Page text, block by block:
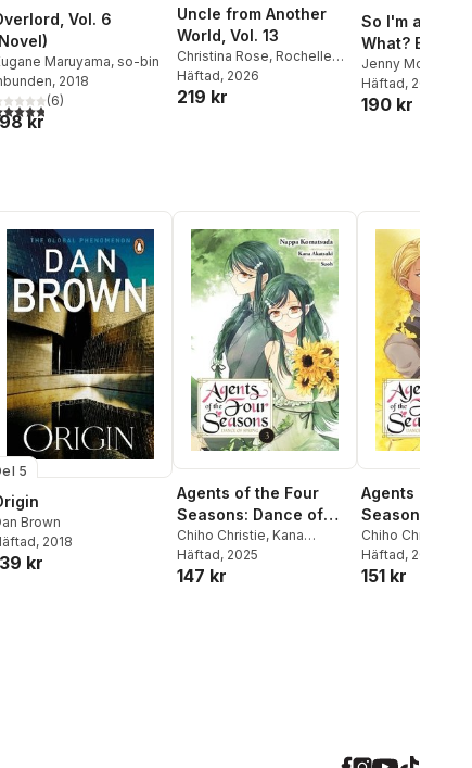
Vol. 6
Maruyama, so-bin
, 2018
utav 5 stjärnor. Totalt antal röster:
(6)
kr
Uncle from Another
World, Vol. 13
Christina Rose, Rochelle
Gancio
Häftad, 2026
219 kr
So I'm a
What? Ex,
novel)
Jenny McKeon
Tsukasa Kiryu
Häftad, 2026
190 kr
5
Brown
, 2018
kr
Agents of the Four
Seasons: Dance of
Spring, Vol. 3
Chiho Christie, Kana
Akatsuki,Nappa
Komatsuda
Häftad, 2025
147 kr
Agents of the
Seasons:
Spring, Vol. 4
Chiho Christie
Akatsuki,
Komatsuda
Häftad, 2026
151 kr